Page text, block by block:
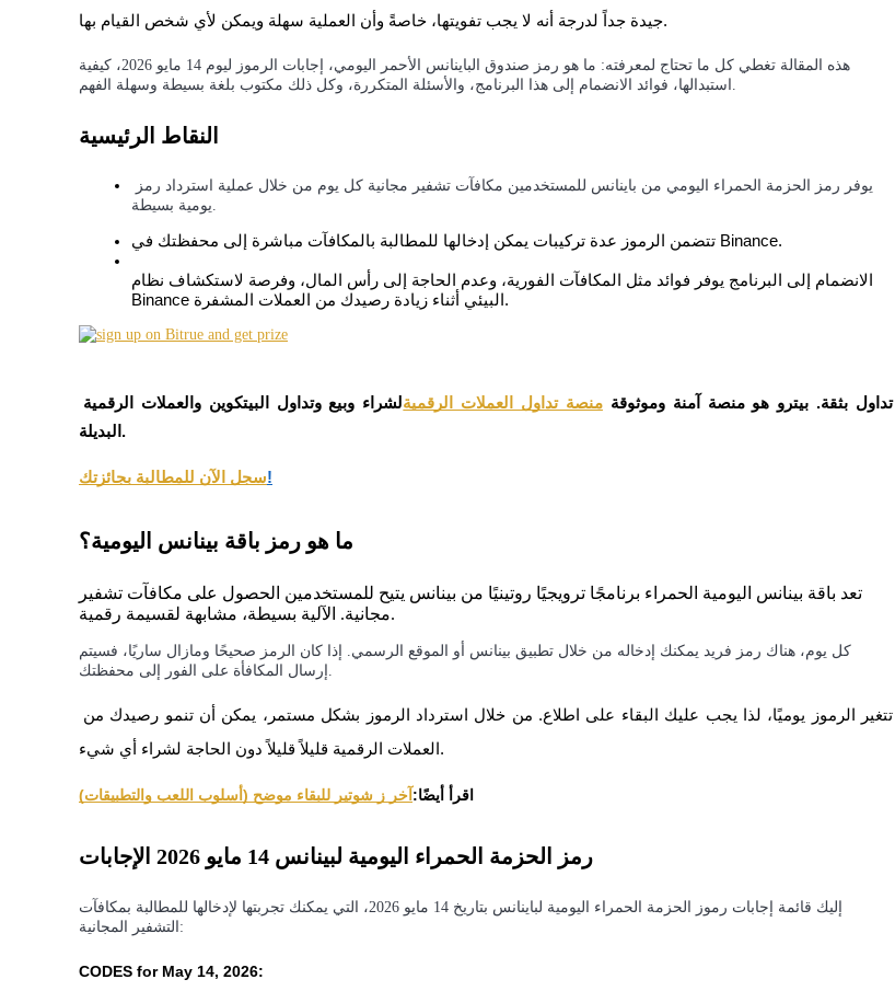
العقود الآجلة للعملات المشفرة
مشتقات الأسهم والعملات الأجنبية والمعادن الثمينة والسلع
العقود الآجلة USDC
نسخ التداول
انضم إلى أفضل المتداولين
جيدة جداً لدرجة أنه لا يجب تفويتها، خاصةً وأن العملية سهلة ويمكن لأي شخص القيام بها.
هذه المقالة تغطي كل ما تحتاج لمعرفته: ما هو رمز صندوق الباينانس الأحمر اليومي، إجابات الرموز ليوم 14 مايو 2026، كيفية
النقاط الرئيسية
تتضمن الرموز عدة تركيبات يمكن إدخالها للمطالبة بالمكافآت مباشرة إلى محفظتك في Binance.
الانضمام إلى البرنامج يوفر فوائد مثل المكافآت الفورية، وعدم الحاجة إلى رأس المال، وفرصة لاستكشاف نظام
تداول بثقة. بيترو هو منصة آمنة وموثوقة منصة تداول العملات الرقمية
البديلة.
سجل الآن للمطالبة بجائزتك!
ما هو رمز باقة بينانس اليومية؟
تعد باقة بينانس اليومية الحمراء برنامجًا ترويجيًا روتينيًا من بينانس يتيح للمستخدمين الحصول على مكافآت تشفير
مجانية. الآلية بسيطة، مشابهة لقسيمة رقمية.
كل يوم، هناك رمز فريد يمكنك إدخاله من خلال تطبيق بينانس أو الموقع الرسمي. إذا كان الرمز صحيحًا ومازال ساريًا، فسيتم
العملات الرقمية قليلاً قليلاً دون الحاجة لشراء أي شيء.
اقرأ أيضًا:آخر ز شوتير للبقاء موضح (أسلوب اللعب والتطبيقات)
رمز الحزمة الحمراء اليومية لبينانس 14 مايو 2026 الإجابات
إليك قائمة إجابات رموز الحزمة الحمراء اليومية لباينانس بتاريخ 14 مايو 2026، التي يمكنك تجربتها لإدخالها للمطالبة بمكافآت
التشفير المجانية:
CODES for May 14, 2026: